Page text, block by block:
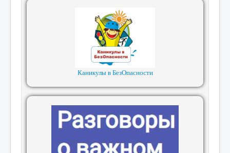
Каникулы в БезОпасности